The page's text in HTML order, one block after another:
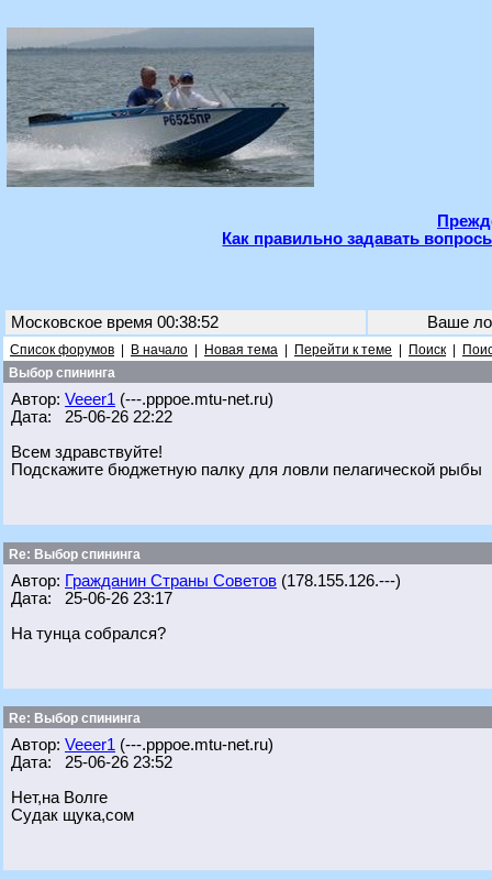
Как правильно задавать
Московское время 00:38:52 Ваше
Список форумов В начало Новая тема Перейти к теме Поиск
Выбор спининга
Автор: Veeer1 (---.pppoe.mtu-net.ru)
Дата: 25-06-26 22:22
Всем здравствуйте!
Подскажите бюджетную палку для ловли пелагической рыбы
Re: Выбор спининга
Автор: Гражданин Страны Советов (178.155.126.---)
Дата: 25-06-26 23:17
На тунца собрался?
Re: Выбор спининга
Автор: Veeer1 (---.pppoe.mtu-net.ru)
Дата: 25-06-26 23:52
Нет,на Волге
Судак щука,сом